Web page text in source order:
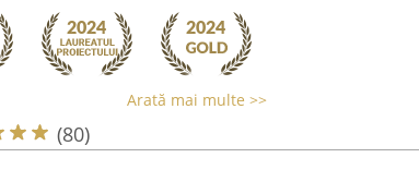
Arată mai multe >>
(80)